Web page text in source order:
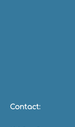
Contact: